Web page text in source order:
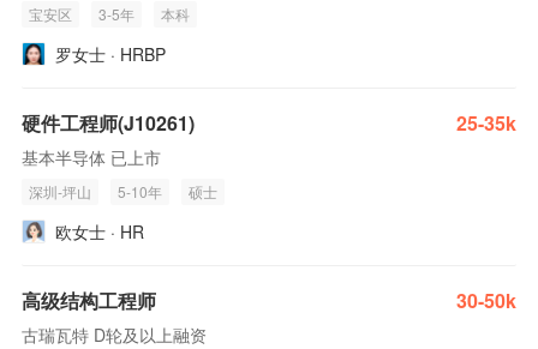
宝安区 3-5年 本科
罗女士 · HRBP
硬件工程师(J10261) 25-35k
基本半导体 已上市
深圳-坪山 5-10年 硕士
欧女士 · HR
高级结构工程师 30-50k
古瑞瓦特 D轮及以上融资